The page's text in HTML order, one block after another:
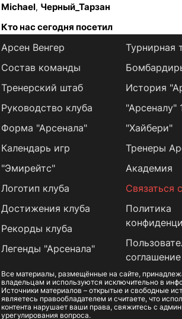
Michael, Черный_Тарзан
Кто нас сегодня посетил
Арсен Венгер
Состав команды
Тренерский штаб
Руководство клуба
Форма "Арсенала"
Календарь игр
Турнирная
История
"Арсеналу"
"Хайбери"
Тренеры
"Эмирейтс"
Логотип клуба
Достижения клуба
Рекорды клуба
Легенды "Арсенала"
Академия
Связаться
Политика
соглашение
Все материалы, размещённые на сайте,
владельцам и используются исключительно в
Источники материалов – открытые и свободные
являетесь правообладателем и считаете, что
контента нарушает ваши права, свяжитесь с
урегулирования вопроса.